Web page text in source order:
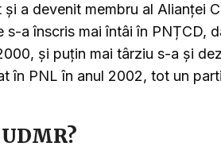
a devenit membru al Alianței
s-a înscris mai întâi în PNȚCD,
și puțin mai târziu s-a și
în PNL în anul 2002, tot un